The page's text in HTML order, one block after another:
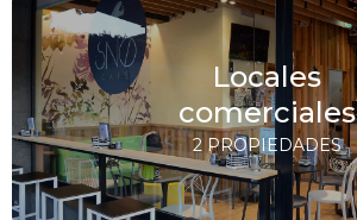
Locales
comerciales
2 PROPIEDADES